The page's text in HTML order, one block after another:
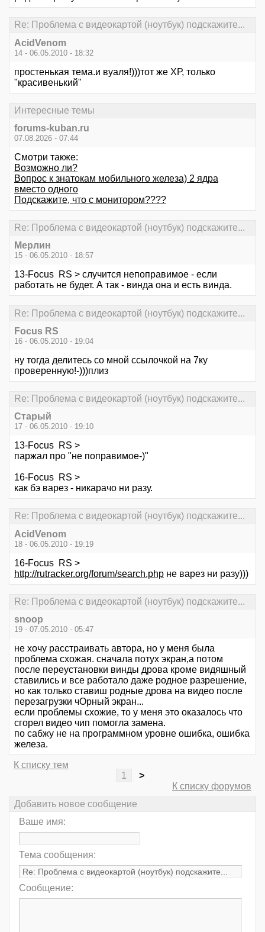
Re: Проблема с видеокартой (ноутбук) подскажите...
AcidVenom
14 - 06.05.2010 - 18:32
простенькая тема.и вуаля!)))тот же ХР, только
"красивенький"
Интересные темы
forums-kuban.ru
07.08.2026 - 07:44
Смотри также:
Возможно ли?
Вопрос к знатокам мобильного железа) 2 ядра
вместо одного
Подскажите, что с монитором????
Re: Проблема с видеокартой (ноутбук) подскажите...
Мерлин
15 - 06.05.2010 - 18:57
13-Focus RS > случится непоправимое - если
работать не будет. А так - винда она и есть винда.
Re: Проблема с видеокартой (ноутбук) подскажите...
Focus RS
16 - 06.05.2010 - 19:04
ну тогда делитесь со мной ссылочкой на 7ку
проверенную!-)))плиз
Re: Проблема с видеокартой (ноутбук) подскажите...
Старый
17 - 06.05.2010 - 19:10
13-Focus RS >
паржал про "не поправимое-)"
16-Focus RS >
как бэ варез - никарачо ни разу.
Re: Проблема с видеокартой (ноутбук) подскажите...
AcidVenom
18 - 06.05.2010 - 19:19
16-Focus RS >
http://rutracker.org/forum/search.php не варез ни разу)))
Re: Проблема с видеокартой (ноутбук) подскажите...
snoop
19 - 07.05.2010 - 05:47
не хочу расстраивать автора, но у меня была
проблема схожая. сначала потух экран,а потом
после переустановки винды дрова кроме видяшный
ставились и все работало даже родное разрешение,
но как только ставиш родные дрова на видео после
перезагрузки чОрный экран...
если проблемы схожие, то у меня это оказалось что
сгорел видео чип помогла замена.
по сабжу не на программном уровне ошибка, ошибка
железа.
К списку тем
1
>
К списку форумов
Добавить новое сообщение
Ваше имя:
Тема сообщения:
Сообщение: